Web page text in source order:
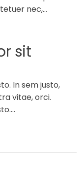
nec,…
sit
In sem justo,
vitae, orci.